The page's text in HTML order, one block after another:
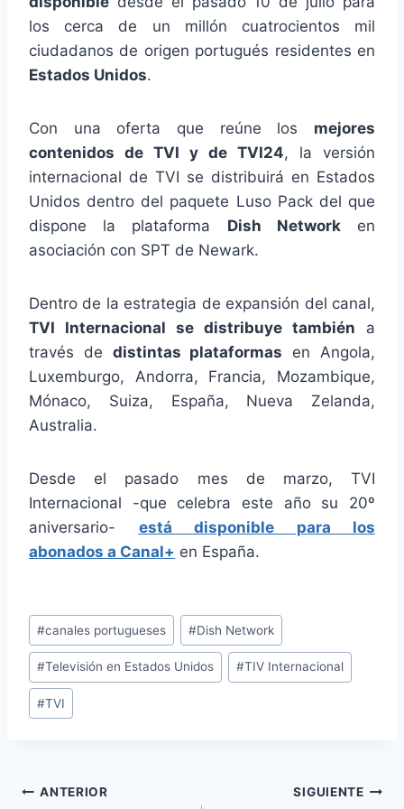
los cerca de un millón cuatrocientos mil
ciudadanos de origen portugués residentes en
Estados Unidos.
Con una oferta que reúne los mejores
contenidos de TVI y de TVI24, la versión
internacional de TVI se distribuirá en Estados
Unidos dentro del paquete Luso Pack del que
dispone la plataforma Dish Networken
asociación con SPT de Newark.
Dentro de la estrategia de expansión del canal,
TVI Internacional se distribuye también a
través de distintas plataformas en Angola,
Luxemburgo, Andorra, Francia, Mozambique,
Mónaco, Suiza, España, Nueva Zelanda,
Australia.
Desde el pasado mes de marzo, TVI
Internacional -que celebra este año su 20º
aniversario- está disponible para los
abonados a Canal+ en España.
Etiquetas
de
la
entrada:
#canales portugueses #Dish Network
#Televisión en Estados Unidos #TIV Internacional
#TVI
Navegación
ANTERIOR SIGUIENTE